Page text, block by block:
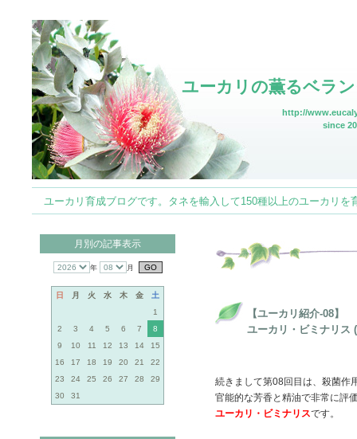
ユーカリの薫るベラ
http://
since
ユーカリ育成ブログです。タネを輸入して150種以上のユーカリ
月別の記事表示
年 月
日 月 火 水 木 金
土
1
2
3 4 5 6 7
8
9
10 11 12 13 14
15
16
17 18 19 20 21
22
23
24 25 26 27 28
29
30
31
【ユーカリ紹介-08】
ユーカリ・ビミナリ
続きまして第08回目は、殺菌作
官能的な芳香と精油で非常に評
ユーカリ・ビミナリスです。